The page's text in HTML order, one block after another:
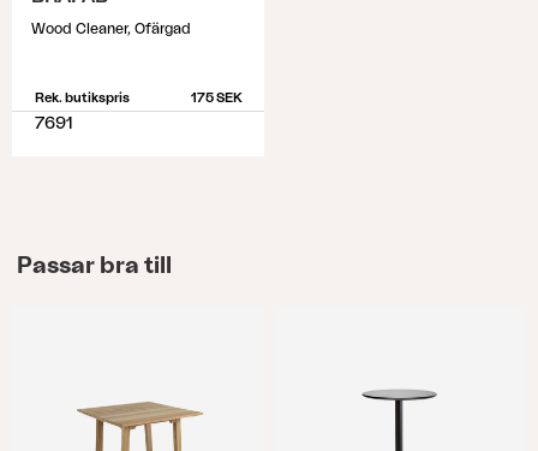
Wood Cleaner, Ofärgad
Rek. butikspris 175 SEK
7691
Passar bra till